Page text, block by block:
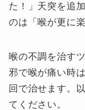
た！」天突を追
のは「喉が更に
喉の不調を治す
邪で喉が痛い時
回で治せます。
てください。